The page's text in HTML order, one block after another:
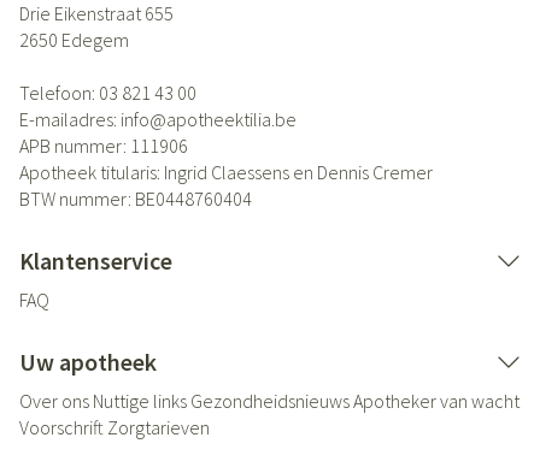
Drie Eikenstraat 655
2650 Edegem
Telefoon: 03 821 43 00
E-mailadres: info@apotheektilia.be
APB nummer: 111906
Apotheek titularis: Ingrid Claessens en Dennis Cremer
BTW nummer: BE0448760404
Klantenservice
FAQ
Uw apotheek
Over ons Nuttige links GezondheidsnieuwsApotheker van wacht
Voorschrift Zorgtarieven